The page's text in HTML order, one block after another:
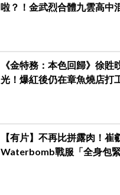
啦？！金武烈合體九雲高中
《金特務：本色回歸》徐貹
光！爆紅後仍在章魚燒店打
【有片】不再比拼露肉！崔
Waterbomb戰服「全身包